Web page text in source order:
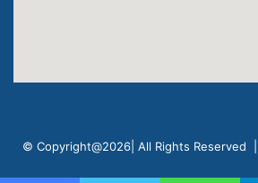
© Copyright@2026| All Rights Reserved |